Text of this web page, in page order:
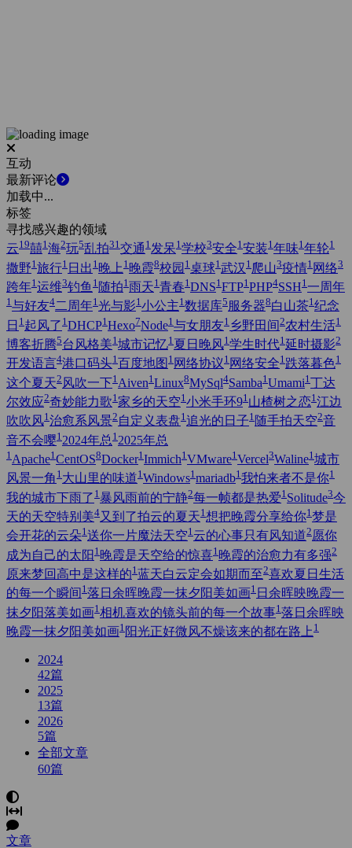
互动
最新评论
加载中...
标签
寻找感兴趣的领域
云19囍1海2玩5乱拍31交通 1发呆1学校3安全1安装1年味1年轮1
撒野1 旅行1 日出 1 晚上 1 晚霞8校园 1 桌球1 武汉 1 爬山3疫情1 网络3
跨年1 运维3钓鱼 1 随拍1 雨天1 青春1 DNS1 FTP1 PHP4SSH1 一周年
1 与好友4二周年1 光与影1 小公主1 数据库5 服务器8白山茶1 纪念
日 1 起风了 1 DHCP1 Hexo7Node1 与女朋友1 乡野田间 2农村生活1
博客折腾5台风格美1 城市记忆1 夏日晚风1 学生时代1 延时摄影2
开发语言4港口码头1 百度地图 1 网络协议1 网络安全1 跌落暮色1
这个夏天2 风吹一下1 Aiven1 Linux8MySql4Samba1 Umami1 丁达
尔效应2奇妙能力歌1 家乡的天空1 小米手环91 山楂树之恋1 江边
吹吹风1 治愈系风景2 自定义表盘1 追光的日子1 随手拍天空2音
音不会嘤1 2024年总 1 2025年总
1 Apache1 CentOS8Docker1 Immich1 VMware1 Vercel3Waline1 城市
风景一角 1 大山里的味道1 Windows1 mariadb1 我怕来者不是你1
我的城市下雨了 1 暴风雨前的宁静2每一帧都是热爱1 Solitude3今
天的天空特别美4又到了拍云的夏天1 想把晚霞分享给你1 梦是
会开花的云朵1 送你一片魔法天空1 云的心事只有风知道2愿你
成为自己的太阳 1 晚霞是天空给的惊喜1 晚霞的治愈力有多强2
原来梦回高中是这样的1 蓝天白云定会如期而至2喜欢夏日生活
的每一个瞬间 1 落日余晖晚霞一抹夕阳美如画1 日余晖映晚霞一
抹夕阳落美如画1 相机喜欢的镜头前的每一个故事1 落日余晖映
晚霞一抹夕阳美如画1 阳光正好微风不燥该来的都在路上 1
2024
42篇
2025
13篇
2026
5篇
全部文章
60篇
文章